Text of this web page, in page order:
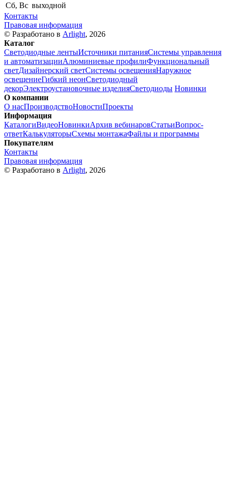
Сб, Вс выходной
Контакты
Правовая информация
© Разработано в Arlight, 2026
Каталог
Светодиодные лентыИсточники питанияСистемы управления
и автоматизацииАлюминиевые профилиФункциональный
светДизайнерский светСистемы освещенияНаружное
освещениеГибкий неонСветодиодный
декорЭлектроустановочные изделияСветодиоды Новинки
О компании
О насПроизводствоНовостиПроекты
Информация
КаталогиВидеоНовинкиАрхив вебинаровСтатьиВопрос-
ответКалькуляторыСхемы монтажаФайлы и программы
Покупателям
Контакты
Правовая информация
© Разработано в Arlight, 2026